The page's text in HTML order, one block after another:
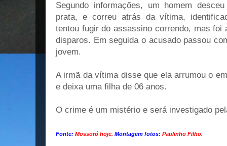
Segundo informações, um homem
prata, e correu atrás da vítima,
tentou fugir do assassino correndo, mas foi
disparos. Em seguida o acusado passou
jovem.
A irmã da vítima disse que ela arrumou o
e deixa uma filha de 06 anos.
O crime é um mistério e será investigado
Fonte: Mossoró hoje. Montagem fotos: Paulinho Filho.